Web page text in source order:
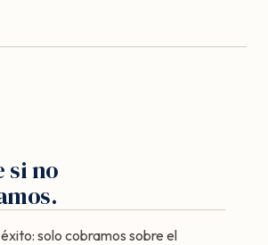
si no
solo cobramos sobre el